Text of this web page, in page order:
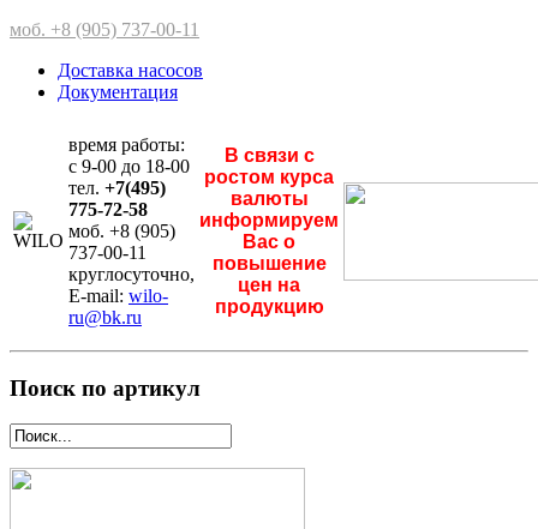
моб. +8 (905) 737-00-11
Доставка насосов
Документация
время работы:
с 9-00 до 18-00
тел. +7(495)
775-72-58
моб. +8 (905)
737-00-11
круглосуточно,
E-mail: wilo-
ru@bk.ru
В связи с
ростом курса
валюты
информируем
Вас о
повышение
цен на
продукцию
Поиск по артикул